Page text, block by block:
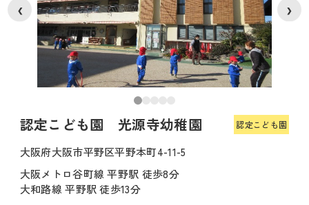
認定こども園 光源寺幼稚園 認定こども園
大阪府大阪市平野区平野本町4-11-5
大阪メトロ谷町線 平野駅 徒歩8分
大和路線 平野駅 徒歩13分
❮ ❯